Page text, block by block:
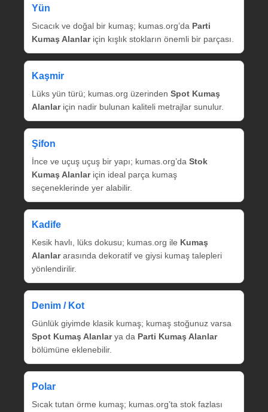
Yün
Sıcacık ve doğal bir kumaş; kumas.org’da Parti
Kumaş Alanlariçin kışlık stokların önemli bir parçası.
Kaşmir
Lüks yün türü; kumas.org üzerinden Spot Kumaş
Alanlariçin nadir bulunan kaliteli metrajlar sunulur.
Şifon
İnce ve uçuş uçuş bir yapı; kumas.org’da Stok
Kumaş Alanlariçin ideal parça kumaş
seçeneklerinde yer alabilir.
Kadife
Kesik havlı, lüks dokusu; kumas.org ile Kumaş
Alanlararasında dekoratif ve giysi kumaş talepleri
yönlendirilir.
Denim / Kot
Günlük giyimde klasik kumaş; kumaş stoğunuz varsa
Spot Kumaş Alanlarya da Parti Kumaş Alanlar
bölümüne eklenebilir.
Polar
Sıcak tutan örme kumaş; kumas.org’ta stok fazlası